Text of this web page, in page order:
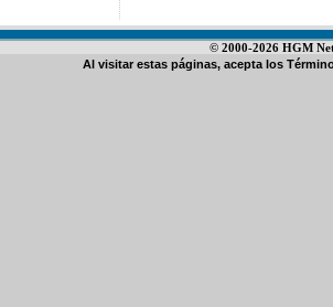
© 2000-2026 HGM
Al visitar estas páginas, acepta los